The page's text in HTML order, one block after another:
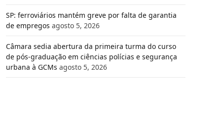
SP: ferroviários mantém greve por falta de garantia
de empregos agosto 5, 2026
Câmara sedia abertura da primeira turma do curso
de pós-graduação em ciências polícias e segurança
urbana à GCMs agosto 5, 2026